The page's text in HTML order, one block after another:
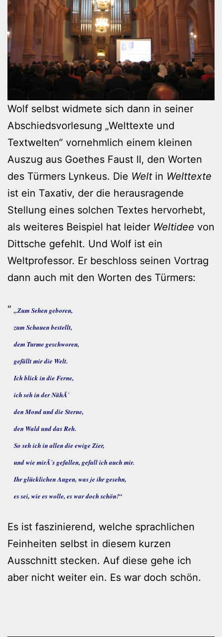
Wolf selbst widmete sich dann in seiner
Abschiedsvorlesung „Welttexte und
Textwelten“ vornehmlich einem kleinen
Auszug aus Goethes Faust II, den Worten
des Türmers Lynkeus. Die Welt in Welttexte
ist ein Taxativ, der die herausragende
Stellung eines solchen Textes hervorhebt,
als weiteres Beispiel hat leider Weltidee von
Dittsche gefehlt. Und Wolf ist ein
Weltprofessor. Er beschloss seinen Vortrag
dann auch mit den Worten des Türmers:
„Zum Sehen geboren,
zum Schauen bestellt,
dem Turme geschworen,
gefällt mir die Welt.
Ich blick in die Ferne,
ich seh in der NähÂ´
den Mond und die Sterne,
den Wald und das Reh.
So seh ich in allen die ewige Zier,
und wie mirÂ´s gefallen, gefall ich auch mir.
Ihr glücklichen Augen, was je ihr gesehn,
es sei, wie es wolle, es war doch schön!“
Es ist faszinierend, welche sprachlichen
Feinheiten selbst in diesem kurzen
Ausschnitt stecken. Auf diese gehe ich
aber nicht weiter ein. Es war doch schön.